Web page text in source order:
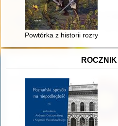
Powtórka z historii rozrywki :